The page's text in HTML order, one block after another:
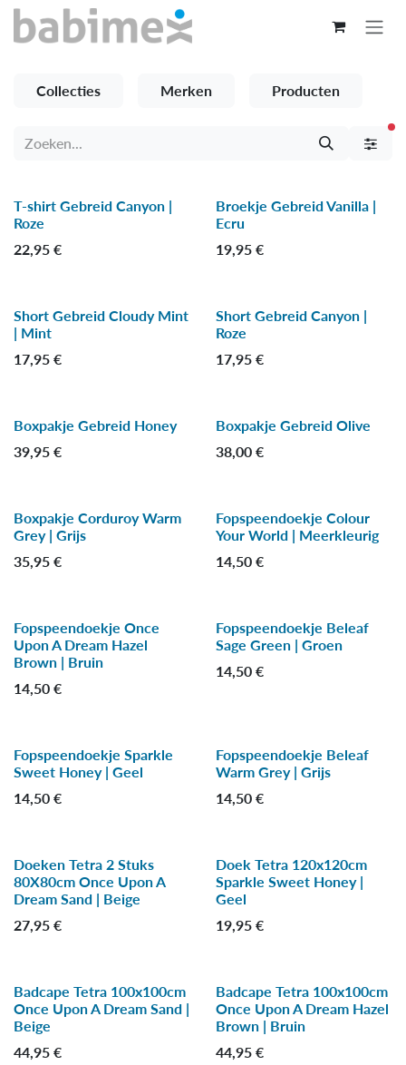
Overslaan naar inhoud
Collecties Merken Producten
-15 %
T-shirt Gebreid Canyon |
Roze
22,95 €
-15 %
Broekje Gebreid Vanilla |
Ecru
19,95€
-15 %
Short Gebreid Cloudy Mint
| Mint
17,95 €
-15 %
Short Gebreid Canyon |
Roze
17,95€
-15 %
Boxpakje Gebreid Honey
39,95 €
-15 %
Boxpakje Gebreid Olive
38,00€
-30 %
Boxpakje Corduroy Warm
Grey | Grijs
35,95 €
-30 %
Fopspeendoekje Colour
Your World | Meerkleurig
14,50€
-30 %
Fopspeendoekje Once
Upon A Dream Hazel
Brown | Bruin
14,50 €
-30 %
Fopspeendoekje Beleaf
Sage Green | Groen
14,50€
-40 %
Fopspeendoekje Sparkle
Sweet Honey | Geel
14,50 €
-30 %
Fopspeendoekje Beleaf
Warm Grey | Grijs
14,50€
-30 %
Doeken Tetra 2 Stuks
80X80cm Once Upon A
Dream Sand | Beige
27,95 €
-40 %
Doek Tetra 120x120cm
Sparkle Sweet Honey |
Geel
19,95€
-30 %
Badcape Tetra 100x100cm
Once Upon A Dream Sand |
Beige
44,95 €
-30 %
Badcape Tetra 100x100cm
Once Upon A Dream Hazel
Brown | Bruin
44,95€